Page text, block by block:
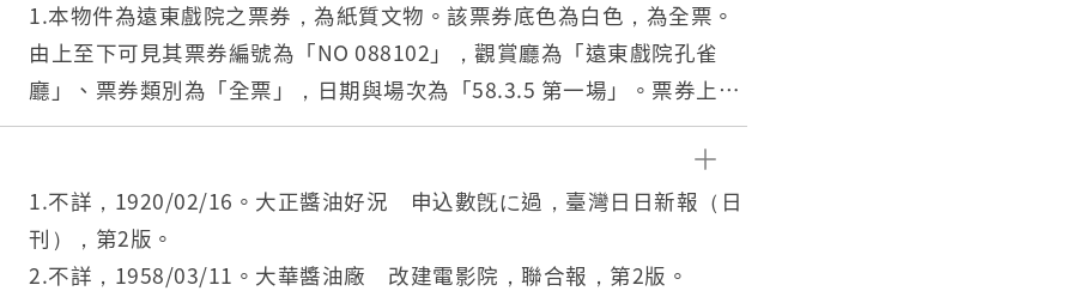
1.本物件為遠東戲院之票券，為紙質文物。該票券底色為白色，為全票。
由上至下可見其票券編號為「NO 088102」，觀賞廳為「遠東戲院孔雀
廳」、票券類別為「全票」，日期與場次為「58.3.5 第一場」。票券上方
亦印有橘紅色之騎縫章。物件背面為空白頁面。
2.臺灣的戲院文化始於日治時期，日本受明治維新洗禮後，積極追求西方
文明，娛樂文化亦逐漸於臺灣各地普及。遠東戲院成立於民國47年（195
8），位於臺北市南京西路。該戲院原址為大正9年（1920）設立的「大正
醬油株式會社」，戰後由莊福接手改為「大華醬油」，而後改組為「遠東
1.不詳，1920/02/16。大正醬油好況 申込數旣に過，臺灣日日新報（日
刊），第2版。
2.不詳，1958/03/11。大華醬油廠 改建電影院，聯合報，第2版。